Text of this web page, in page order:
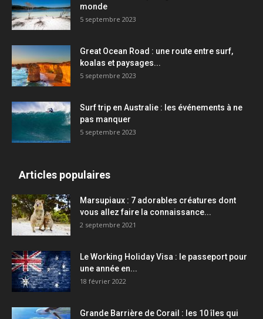
monde
5 septembre 2023
Great Ocean Road : une route entre surf,
koalas et paysages...
5 septembre 2023
Surf trip en Australie : les événements à ne
pas manquer
5 septembre 2023
Articles populaires
Marsupiaux : 7 adorables créatures dont
vous allez faire la connaissance...
2 septembre 2021
Le Working Holiday Visa : le passeport pour
une année en...
18 février 2022
Grande Barrière de Corail : les 10 îles qui